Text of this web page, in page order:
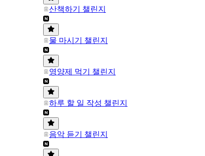
산책하기 챌린지
물 마시기 챌린지
영양제 먹기 챌린지
하루 할 일 작성 챌린지
음악 듣기 챌린지